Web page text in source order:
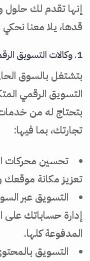
إنها تقدم لك حلول
قدها، يلا معنا
1. وكالات التسويق الرقمي المتكاملة
بتشتغل بالسوق
التسويق الرقمي
بتحتاج له من
تجارتك، بما فيها:
تعزيز مكانة موقعك
التسويق عبر
إدارة حساباتك على
المدفوعة كلها.
التسويق